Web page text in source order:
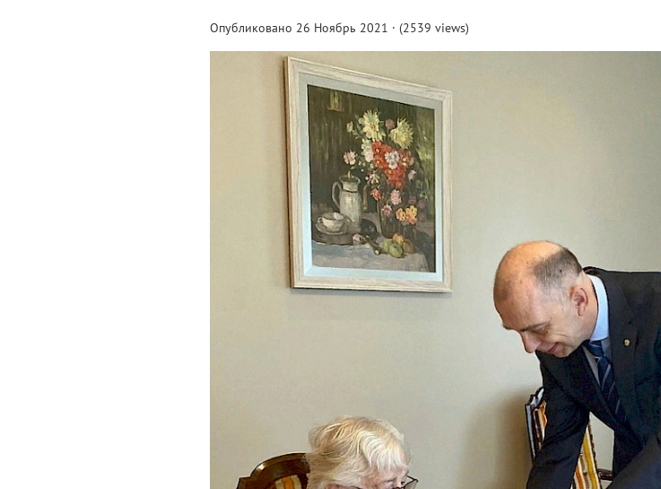
Опубликовано 26 Ноябрь 2021 · (2539 views)